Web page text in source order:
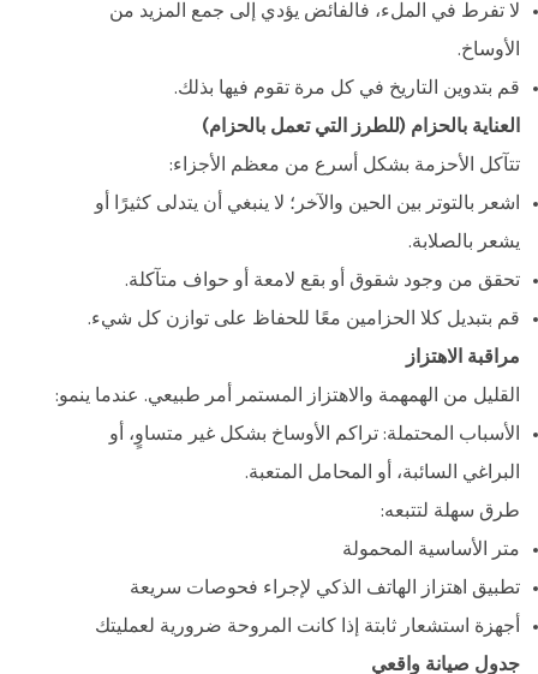
لا تفرط في الملء، فالفائض يؤدي إلى جمع المزيد من
الأوساخ.
قم بتدوين التاريخ في كل مرة تقوم فيها بذلك.
العناية بالحزام (للطرز التي تعمل بالحزام)
تتآكل الأحزمة بشكل أسرع من معظم الأجزاء:
اشعر بالتوتر بين الحين والآخر؛ لا ينبغي أن يتدلى كثيرًا أو
يشعر بالصلابة.
تحقق من وجود شقوق أو بقع لامعة أو حواف متآكلة.
قم بتبديل كلا الحزامين معًا للحفاظ على توازن كل شيء.
مراقبة الاهتزاز
القليل من الهمهمة والاهتزاز المستمر أمر طبيعي. عندما ينمو:
الأسباب المحتملة: تراكم الأوساخ بشكل غير متساوٍ، أو
البراغي السائبة، أو المحامل المتعبة.
طرق سهلة لتتبعه:
متر الأساسية المحمولة
تطبيق اهتزاز الهاتف الذكي لإجراء فحوصات سريعة
أجهزة استشعار ثابتة إذا كانت المروحة ضرورية لعمليتك
جدول صيانة واقعي